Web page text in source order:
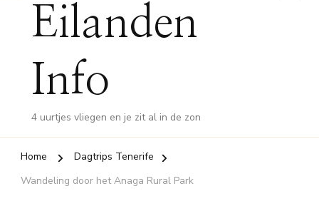
Eilanden
Info
4 uurtjes vliegen en je zit al in de zon
Home
Dagtrips Tenerife
Wandeling door het Anaga Rural Park